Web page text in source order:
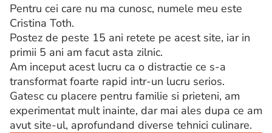
Pentru cei care nu ma cunosc, numele meu este
Cristina Toth.
Postez de peste 15 ani retete pe acest site, iar in
primii 5 ani am facut asta zilnic.
Am inceput acest lucru ca o distractie ce s-a
transformat foarte rapid intr-un lucru serios.
Gatesc cu placere pentru familie si prieteni, am
experimentat mult inainte, dar mai ales dupa ce am
avut site-ul, aprofundand diverse tehnici culinare.